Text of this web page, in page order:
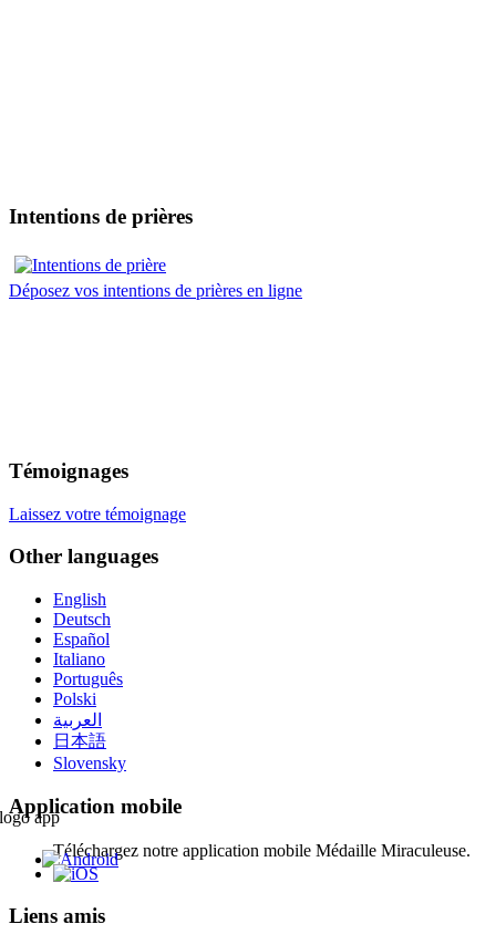
Intentions de prières
Déposez vos intentions de prières en ligne
Témoignages
Laissez votre témoignage
Other languages
English
Deutsch
Español
Italiano
Português
Polski
العربية
日本語
Slovensky
Application mobile
Téléchargez notre application mobile Médaille Miraculeuse.
Liens amis